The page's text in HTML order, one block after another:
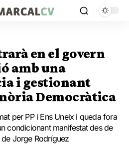
en el govern
amb una
i gestionant
Democràtica
per PP i Ens Uneix i queda fora
condicionant manifestat des de
Jorge Rodríguez